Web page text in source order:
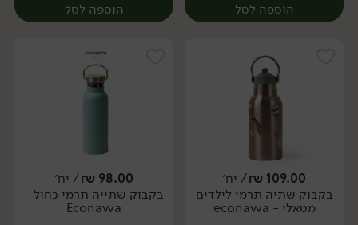
הוספה לסל הוספה לסל
109.00
₪/ יח׳
בקבוק שתיה תרמי לילדים
מטאלי - econawa
98.00
₪/ יח׳
בקבוק שתייה תרמי כחול -
Econawa